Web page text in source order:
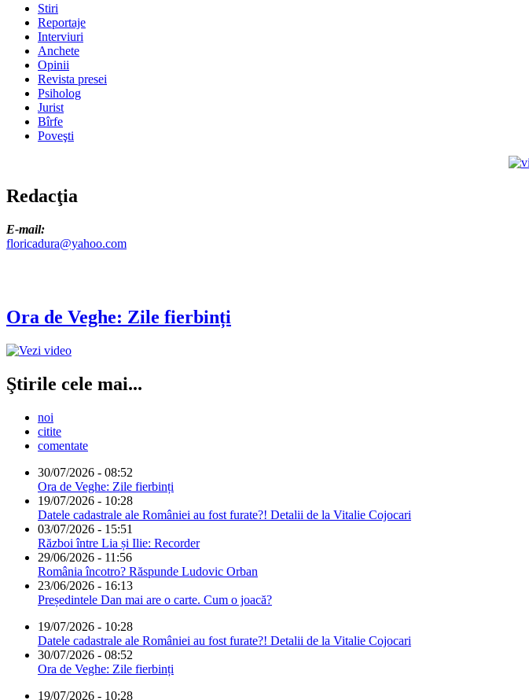
Stiri
Reportaje
Interviuri
Anchete
Opinii
Revista presei
Psiholog
Jurist
Bîrfe
Poveşti
Redacţia
E-mail:
floricadura@yahoo.com
Ora de Veghe: Zile fierbinți
Ştirile cele mai...
noi
citite
comentate
30/07/2026 - 08:52
Ora de Veghe: Zile fierbinți
19/07/2026 - 10:28
Datele cadastrale ale României au fost furate?! Detalii de la Vitalie Cojocari
03/07/2026 - 15:51
Război între Lia și Ilie: Recorder
29/06/2026 - 11:56
România încotro? Răspunde Ludovic Orban
23/06/2026 - 16:13
Președintele Dan mai are o carte. Cum o joacă?
19/07/2026 - 10:28
Datele cadastrale ale României au fost furate?! Detalii de la Vitalie Cojocari
30/07/2026 - 08:52
Ora de Veghe: Zile fierbinți
19/07/2026 - 10:28